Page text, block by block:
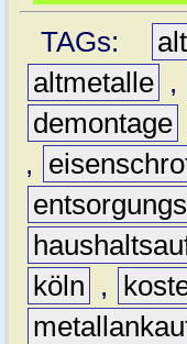
TAGs:
altmetalle ,
demontage
,
köln
,